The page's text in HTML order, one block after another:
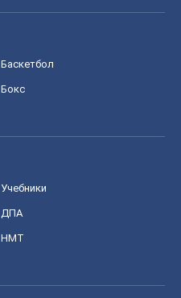
Баскетбол
Бокс
Учебники
ДПА
НМТ